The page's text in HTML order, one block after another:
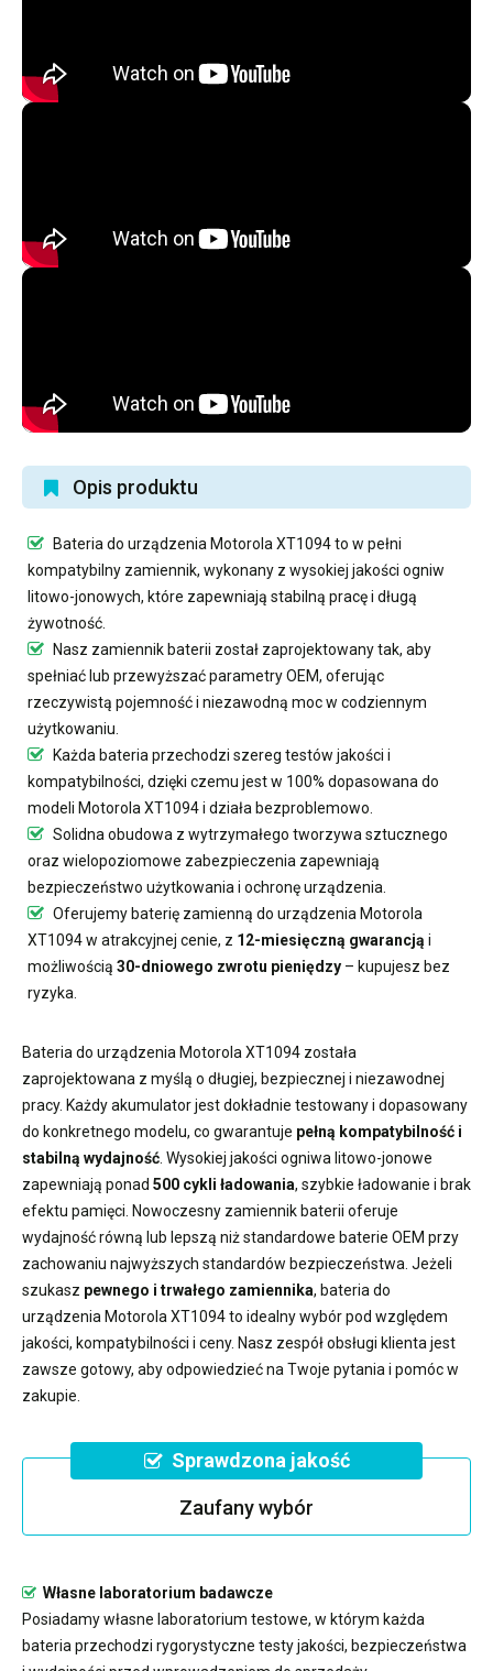
Opis produktu
Bateria do urządzenia Motorola XT1094to w pełni
kompatybilny zamiennik, wykonany z wysokiej jakości ogniw
litowo-jonowych, które zapewniają stabilną pracę i długą
żywotność.
Nasz zamiennik baterii został zaprojektowany tak, aby
spełniać lub przewyższać parametry OEM, oferując
rzeczywistą pojemność i niezawodną moc w codziennym
użytkowaniu.
Każda bateria przechodzi szereg testów jakości i
kompatybilności, dzięki czemu jest w 100% dopasowana do
modeli Motorola XT1094 i działa bezproblemowo.
Solidna obudowa z wytrzymałego tworzywa sztucznego
oraz wielopoziomowe zabezpieczenia zapewniają
bezpieczeństwo użytkowania i ochronę urządzenia.
Oferujemybaterię zamienną do urządzenia Motorola
XT1094w atrakcyjnej cenie, z 12-miesięczną gwarancją i
możliwością 30-dniowego zwrotu pieniędzy – kupujesz bez
ryzyka.
Bateria do urządzenia Motorola XT1094 została
zaprojektowana z myślą o długiej, bezpiecznej i niezawodnej
pracy. Każdy akumulator jest dokładnie testowany i dopasowany
do konkretnego modelu, co gwarantuje pełną kompatybilność i
stabilną wydajność . Wysokiej jakości ogniwa litowo-jonowe
zapewniają ponad 500 cykli ładowania, szybkie ładowanie i brak
efektu pamięci. Nowoczesny zamiennik baterii oferuje
wydajność równą lub lepszą niż standardowe baterie OEM przy
zachowaniu najwyższych standardów bezpieczeństwa. Jeżeli
szukasz pewnego i trwałego zamiennika, bateria do
urządzenia Motorola XT1094to idealny wybór pod względem
jakości, kompatybilności i ceny. Nasz zespół obsługi klienta jest
zawsze gotowy, aby odpowiedzieć na Twoje pytania i pomóc w
zakupie.
Sprawdzona jakość
Zaufany wybór
Własne laboratorium badawcze
Posiadamy własne laboratorium testowe, w którym każda
bateria przechodzi rygorystyczne testy jakości, bezpieczeństwa